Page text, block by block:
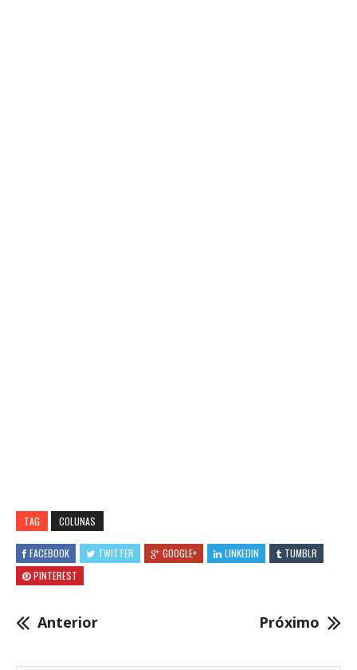
TAG COLUNAS
FACEBOOK TWITTER GOOGLE+ LINKEDIN
TUMBLR
PINTEREST
Anterior Próximo